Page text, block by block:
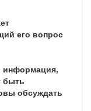
его вопрос
информация,
быть
обсуждать